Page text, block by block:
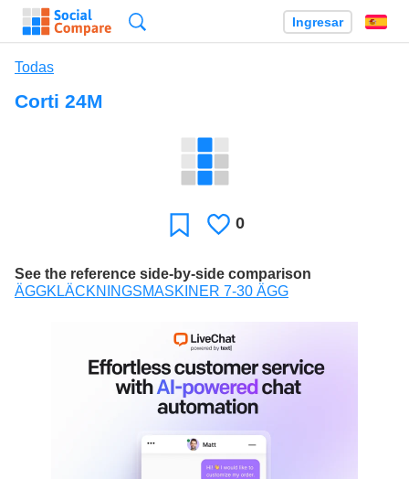
Ingresar
Todas
Corti 24M
Favoritos
Le
0
See the reference side-by-side comparison
ÄGGKLÄCKNINGSMASKINER 7-30 ÄGG